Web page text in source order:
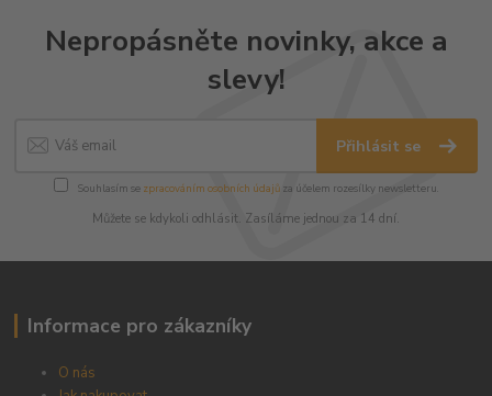
Nepropásněte novinky, akce a
slevy!
Přihlásit se
Souhlasím se zpracováním osobních údajůza účelem rozesílky newsletteru.
Můžete se kdykoli odhlásit. Zasíláme jednou za 14 dní.
Informace pro zákazníky
O nás